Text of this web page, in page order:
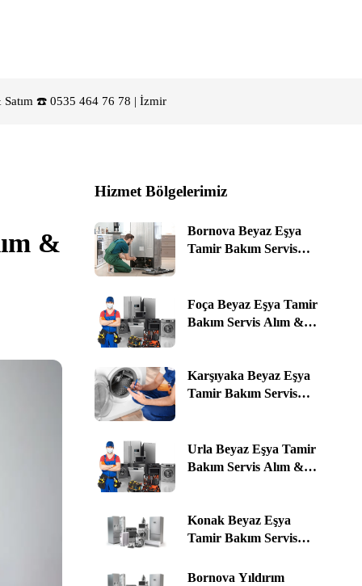
Satım ☎️ 0535 464 76 78 | İzmir
&
Hizmet Bölgelerimiz
Bornova Beyaz Eşya
Tamir Bakım Servis
Foça Beyaz Eşya Tamir
Bakım Servis Alım &
Karşıyaka Beyaz Eşya
Tamir Bakım Servis
Urla Beyaz Eşya Tamir
Bakım Servis Alım &
Konak Beyaz Eşya
Tamir Bakım Servis
464 76 78 | İzmir
Bornova Yıldırım